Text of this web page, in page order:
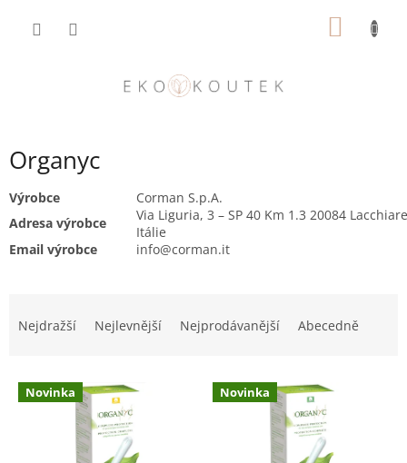
Organyc
Výrobce
Corman S.p.A.
Adresa výrobce
Via Liguria, 3 – SP 40 Km 1.3 20084
Itálie
Email výrobce
info@corman.it
n
Nejdražší Nejlevnější Nejprodávanější Abecedně
V Novinka Novinka